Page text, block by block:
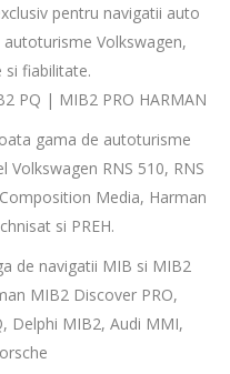
pentru navigatii auto
Volkswagen,
si fiabilitate.
PQ | MIB2 PRO HARMAN
gama de autoturisme
RNS 510, RNS
Media, Harman
si PREH.
de navigatii MIB si MIB2
MIB2 Discover PRO,
Delphi MIB2, Audi MMI,